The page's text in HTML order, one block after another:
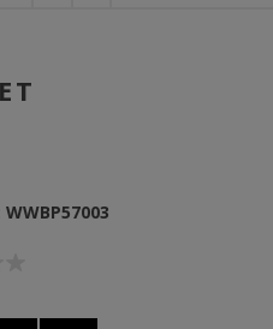
WWBP57003